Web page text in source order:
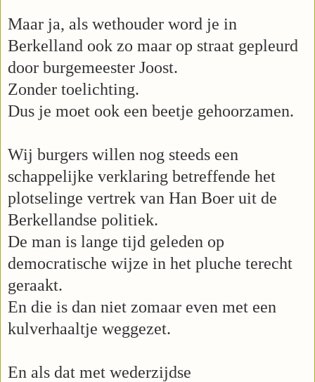
Maar ja, als wethouder word je in
Berkelland ook zo maar op straat gepleurd
door burgemeester Joost.
Zonder toelichting.
Dus je moet ook een beetje gehoorzamen.
Wij burgers willen nog steeds een
schappelijke verklaring betreffende het
plotselinge vertrek van Han Boer uit de
Berkellandse politiek.
De man is lange tijd geleden op
democratische wijze in het pluche terecht
geraakt.
En die is dan niet zomaar even met een
kulverhaaltje weggezet.
En als dat met wederzijdse